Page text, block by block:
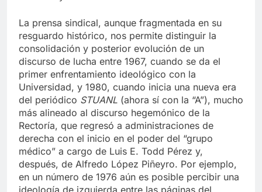
La prensa sindical, aunque fragmentada en su
resguardo histórico, nos permite distinguir la
consolidación y posterior evolución de un
discurso de lucha entre 1967, cuando se da el
primer enfrentamiento ideológico con la
Universidad, y 1980, cuando inicia una nueva era
del periódico STUANL(ahora sí con la “A”), mucho
más alineado al discurso hegemónico de la
Rectoría, que regresó a administraciones de
derecha con el inicio en el poder del “grupo
médico” a cargo de Luis E. Todd Pérez y,
después, de Alfredo López Piñeyro. Por ejemplo,
en un número de 1976 aún es posible percibir una